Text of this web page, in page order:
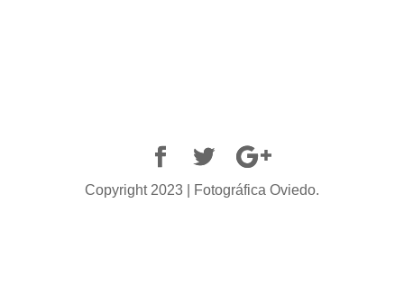
Copyright 2023 | Fotográfica Oviedo.